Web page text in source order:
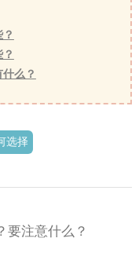
么？
选择
要注意什么？